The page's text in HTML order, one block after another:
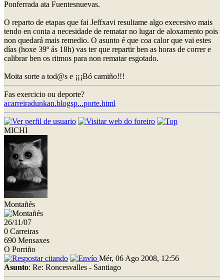
Ponferrada ata Fuentesnuevas.
O reparto de etapas que fai Jeffxavi resultame algo execesivo mais
tendo en conta a necesidade de rematar no lugar de aloxamento pois
non quedará mais remedio. O asunto é que coa calor que vai estes
días (hoxe 39º ás 18h) vas ter que repartir ben as horas de correr e
calibrar ben os ritmos para non rematar esgotado.
Moita sorte a tod@s e ¡¡¡Bó camiño!!!
Fas exercicio ou deporte?
acarreiradunkan.blogsp...porte.html
MICHI
Montañés
26/11/07
0 Carreiras
690 Mensaxes
O Porriño
Mér, 06 Ago 2008, 12:56
Asunto: Re: Roncesvalles - Santiago